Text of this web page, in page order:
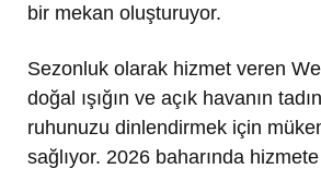
bir mekan oluşturuyor.
Sezonluk olarak hizmet veren
doğal ışığın ve açık havanın
ruhunuzu dinlendirmek için
sağlıyor. 2026 baharında